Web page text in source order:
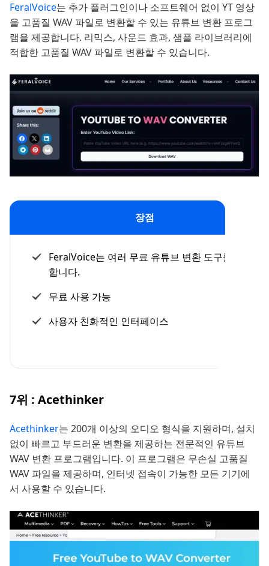
FeralVoice는 추가 플러그인이나 소프트웨어 없이 YT 영상
을 고품질 WAV 파일로 변환할 수 있는 유튜브 변환 프로그
램을 제공합니다. 리믹스, 사운드 효과, 샘플 라이브러리에
적합한 고품질 WAV 파일로 변환할 수 있습니다.
장점
FeralVoice는 여러 무료 유튜브 변환 도구를 제공
합니다.
무료 사용 가능
사용자 친화적인 인터페이스
7위 : Acethinker
Acethinker는 200개 이상의 오디오 형식을 지원하며, 설치
없이 빠르고 부드러운 변환을 제공하는 전문적인 유튜브
WAV 변환 프로그램입니다. 이 프로그램은 무손실 고품질
WAV 파일을 제공하며, 인터넷 접속이 가능한 모든 기기에
서 사용할 수 있습니다.